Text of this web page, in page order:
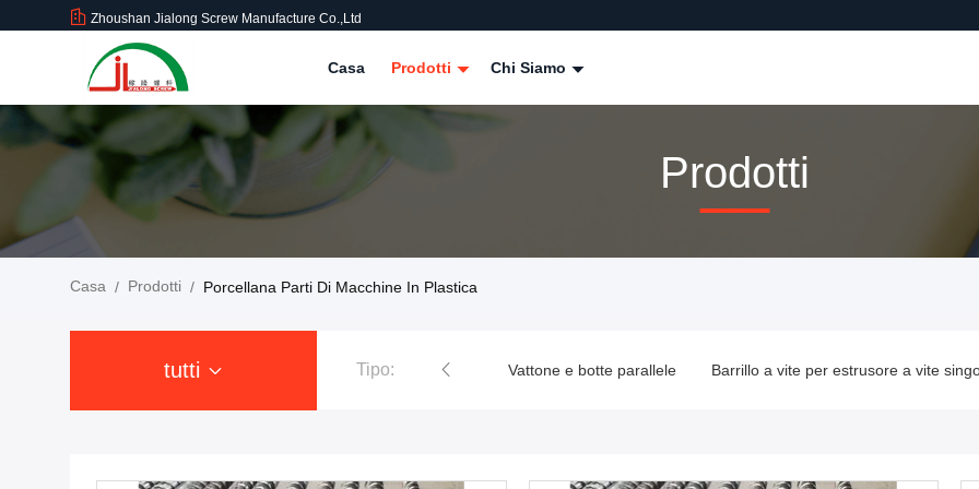
Zhoushan Jialong Screw Manufacture Co.,Ltd
Casa Prodotti Chi Siamo
Prodotti
Casa / Prodotti / Porcellana Parti Di Macchine In Plastica
tutti Tipo:
Vite e barilotto gemellati conici Vattone e botte parallele Barrillo a vite per estrusore a vite